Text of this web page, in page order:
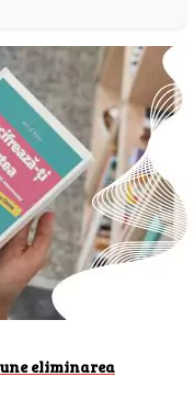
eliminarea